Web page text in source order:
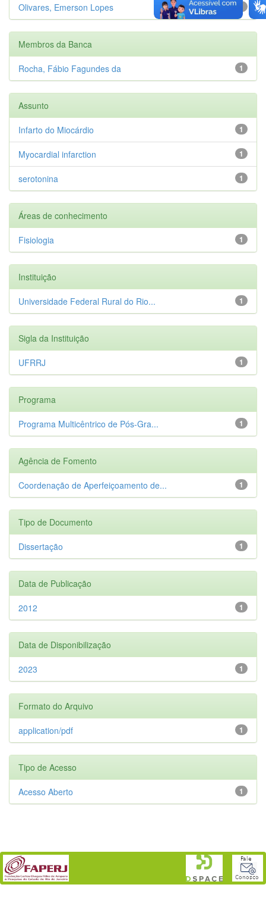
Olivares, Emerson Lopes
Membros da Banca
1
Rocha, Fábio Fagundes da
Assunto
1
Infarto do Miocárdio
1
Myocardial infarction
1
serotonina
Áreas de conhecimento
1
Fisiologia
Instituição
1
Universidade Federal Rural do Rio...
Sigla da Instituição
1
UFRRJ
Programa
1
Programa Multicêntrico de Pós-Gra...
Agência de Fomento
1
Coordenação de Aperfeiçoamento de...
Tipo de Documento
1
Dissertação
Data de Publicação
1
2012
Data de Disponibilização
1
2023
Formato do Arquivo
1
application/pdf
Tipo de Acesso
1
Acesso Aberto